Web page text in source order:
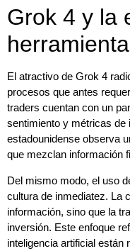
Grok 4 y la
El atractivo de Grok 4
procesos que antes
traders cuentan con un
sentimiento y métricas
estadounidense observa
que mezclan información
Del mismo modo, el uso
cultura de inmediatez. La
información, sino que la
inversión. Este enfoque
inteligencia artificial están